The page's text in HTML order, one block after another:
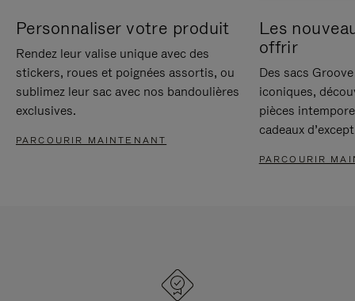
Personnaliser votre produit
Rendez leur valise unique avec des
stickers, roues et poignées assortis, ou
sublimez leur sac avec nos bandoulières
exclusives.
PARCOURIR MAINTENANT
Les
offrir
Des sacs
iconiques,
pièces
cadeaux
PARCOURIR